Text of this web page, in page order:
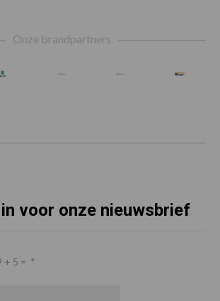
Onze brandpartners
voor onze nieuwsbrief
+ 5 = *